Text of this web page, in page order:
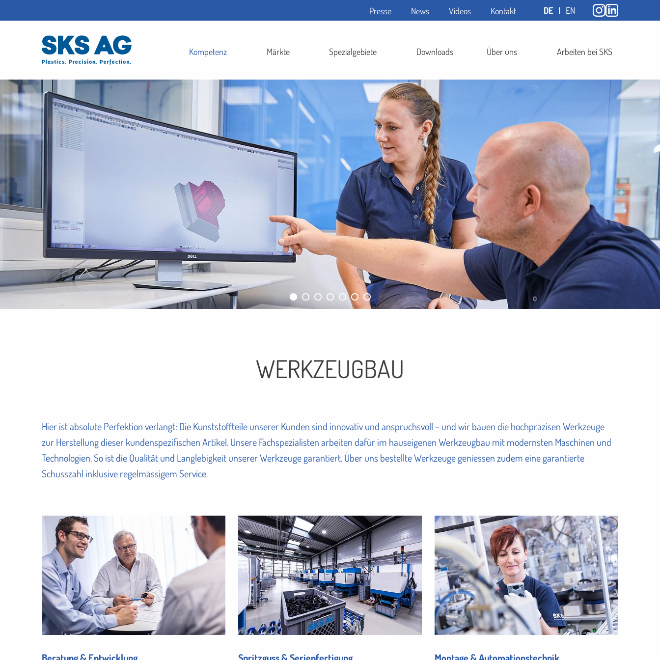
Presse News Videos Kontakt DE ǀ EN
Kompetenz Märkte Spezialgebiete Downloads Über uns Arbeiten bei SKS
WERKZEUGBAU
Hier ist absolute Perfektion verlangt: Die Kunststoffteile unserer Kunden sind innovativ und anspruchsvoll – und wir bauen die hochpräzisen Werkzeuge
zur Herstellung dieser kundenspezifischen Artikel. Unsere Fachspezialisten arbeiten dafür im hauseigenen Werkzeugbau mit modernsten Maschinen und
Technologien. So ist die Qualität und Langlebigkeit unserer Werkzeuge garantiert. Über uns bestellte Werkzeuge geniessen zudem eine garantierte
Schusszahl inklusive regelmässigem Service.
Beratung & Entwicklung Spritzguss & Serienfertigung Montage & Automationstechnik